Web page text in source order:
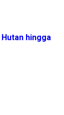
hingga